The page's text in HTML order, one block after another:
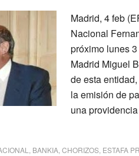
Madrid, 4 feb
Nacional
próximo lunes
Madrid Miguel
de esta
la emisión de
una
BANKIA CHORIZOS ESTAFA